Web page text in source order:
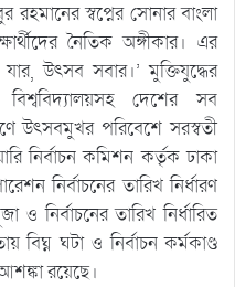
স্বপ্নের সোনার বাংলা
নৈতিক অঙ্গীকার। এর
উৎসব সবার।’ মুক্তিযুদ্ধের
দেশের সব
উৎসবমুখর পরিবেশে সরস্বতী
নির্বাচন কমিশন কর্তৃক ঢাকা
নির্বাচনের তারিখ নির্ধারণ
নির্বাচনের তারিখ নির্ধারিত
বিঘ্ন ঘটা ও নির্বাচন কর্মকাণ্ড
রয়েছে।